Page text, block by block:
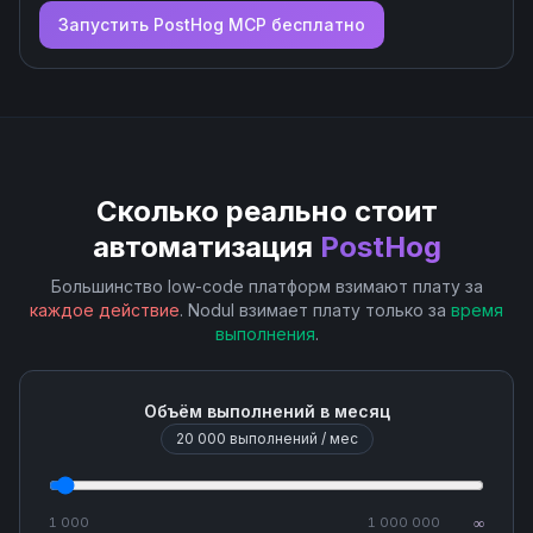
Запустить PostHog MCP бесплатно
Сколько реально стоит
автоматизация PostHog
Большинство low-code платформ взимают плату за
каждое действие. Nodul взимает плату только за время
выполнения.
Объём выполнений в месяц
20 000 выполнений / мес
1 000 1 000 000 ∞